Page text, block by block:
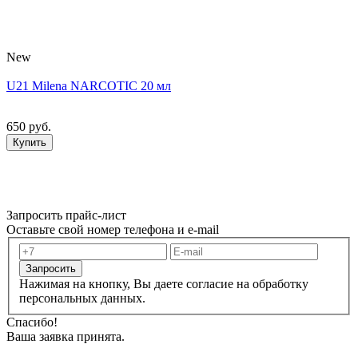
New
U21 Milena NARCOTIC 20 мл
650 руб.
Купить
Запросить прайс-лист
Оставьте свой номер телефона и e-mail
Запросить
Нажимая на кнопку, Вы даете согласие на обработку
персональных данных.
Спасибо!
Ваша заявка принята.